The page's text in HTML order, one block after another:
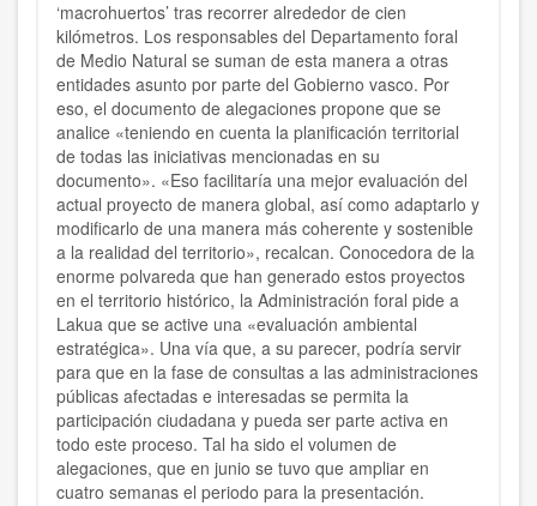
‘macrohuertos’ tras recorrer alrededor de cien
kilómetros. Los responsables del Departamento foral
de Medio Natural se suman de esta manera a otras
entidades asunto por parte del Gobierno vasco. Por
eso, el documento de alegaciones propone que se
analice «teniendo en cuenta la planificación territorial
de todas las iniciativas mencionadas en su
documento». «Eso facilitaría una mejor evaluación del
actual proyecto de manera global, así como adaptarlo y
modificarlo de una manera más coherente y sostenible
a la realidad del territorio», recalcan. Conocedora de la
enorme polvareda que han generado estos proyectos
en el territorio histórico, la Administración foral pide a
Lakua que se active una «evaluación ambiental
estratégica». Una vía que, a su parecer, podría servir
para que en la fase de consultas a las administraciones
públicas afectadas e interesadas se permita la
participación ciudadana y pueda ser parte activa en
todo este proceso. Tal ha sido el volumen de
alegaciones, que en junio se tuvo que ampliar en
cuatro semanas el periodo para la presentación.